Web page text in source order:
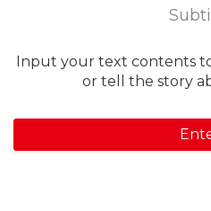
Input your text contents
or tell the story